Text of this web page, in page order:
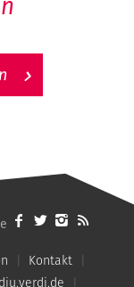
Kontakt
dju.verdi.de